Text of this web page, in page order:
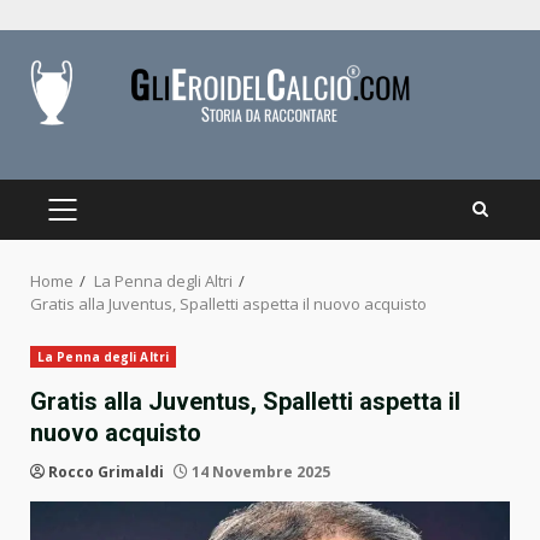
content
PRIMARY
Home
La Penna degli Altri
Gratis alla Juventus, Spalletti aspetta il nuovo acquisto
La Penna degli Altri
Gratis alla Juventus, Spalletti aspetta il
nuovo acquisto
Rocco Grimaldi 14 Novembre 2025